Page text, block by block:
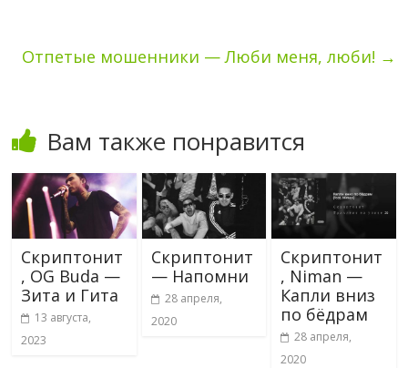
Отпетые мошенники — Люби меня, люби! →
Вам также понравится
Скриптонит
, OG Buda —
Зита и Гита
13 августа,
2023
Скриптонит
— Напомни
28 апреля,
2020
Скриптонит
, Niman —
Капли вниз
по бёдрам
28 апреля,
2020